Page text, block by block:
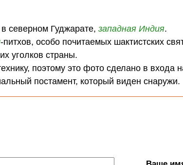
в северном Гуджарате,западная Индия.
-питхов, особо почитаемых шактистских
уголков страны.
поэтому это фото сделано в входа
постамент, который виден снаружи.